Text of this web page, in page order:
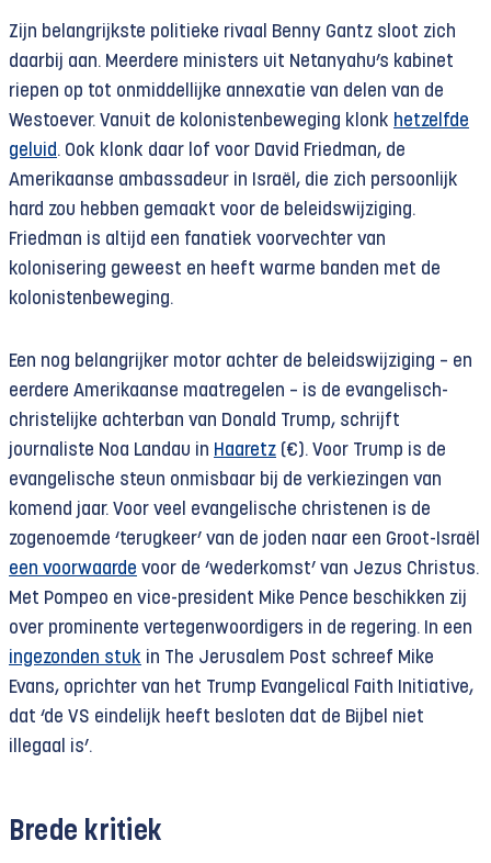
Zijn belangrijkste politieke rivaal Benny Gantz sloot zich
daarbij aan. Meerdere ministers uit Netanyahu’s kabinet
riepen op tot onmiddellijke annexatie van delen van de
Westoever. Vanuit de kolonistenbeweging klonk hetzelfde
geluid. Ook klonk daar lof voor David Friedman, de
Amerikaanse ambassadeur in Israël, die zich persoonlijk
hard zou hebben gemaakt voor de beleidswijziging.
Friedman is altijd een fanatiek voorvechter van
kolonisering geweest en heeft warme banden met de
kolonistenbeweging.
Een nog belangrijker motor achter de beleidswijziging – en
eerdere Amerikaanse maatregelen – is de evangelisch-
christelijke achterban van Donald Trump, schrijft
journaliste Noa Landau in Haaretz (€). Voor Trump is de
evangelische steun onmisbaar bij de verkiezingen van
komend jaar. Voor veel evangelische christenen is de
zogenoemde ‘terugkeer’ van de joden naar een Groot-Israël
een voorwaarde voor de ‘wederkomst’ van Jezus Christus.
Met Pompeo en vice-president Mike Pence beschikken zij
over prominente vertegenwoordigers in de regering. In een
ingezonden stuk in The Jerusalem Post schreef Mike
Evans, oprichter van het Trump Evangelical Faith Initiative,
dat ‘de VS eindelijk heeft besloten dat de Bijbel niet
illegaal is’.
Brede kritiek